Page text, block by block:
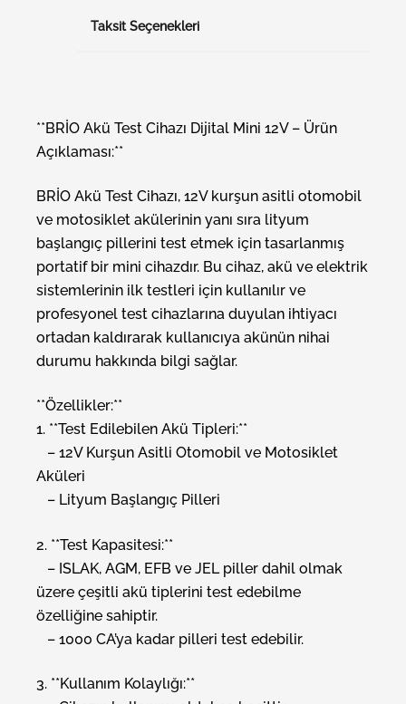
Taksit Seçenekleri
**BRİO Akü Test Cihazı Dijital Mini 12V – Ürün
Açıklaması:**
BRİO Akü Test Cihazı, 12V kurşun asitli otomobil
ve motosiklet akülerinin yanı sıra lityum
başlangıç pillerini test etmek için tasarlanmış
portatif bir mini cihazdır. Bu cihaz, akü ve elektrik
sistemlerinin ilk testleri için kullanılır ve
profesyonel test cihazlarına duyulan ihtiyacı
ortadan kaldırarak kullanıcıya akünün nihai
durumu hakkında bilgi sağlar.
**Özellikler:**
1. **Test Edilebilen Akü Tipleri:**
– 12V Kurşun Asitli Otomobil ve Motosiklet
Aküleri
– Lityum Başlangıç Pilleri
2. **Test Kapasitesi:**
– ISLAK, AGM, EFB ve JEL piller dahil olmak
üzere çeşitli akü tiplerini test edebilme
özelliğine sahiptir.
– 1000 CA’ya kadar pilleri test edebilir.
3. **Kullanım Kolaylığı:**